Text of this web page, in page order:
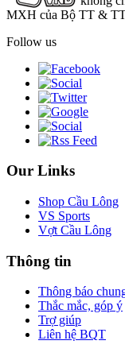
MXH của Bộ TT &
Follow us
Our Links
Shop Cầu Lông
VS Sports
Vợt Cầu Lông
Thông tin
Thông báo
Thắc mắc, góp ý
Trợ giúp
Liên hệ BQT